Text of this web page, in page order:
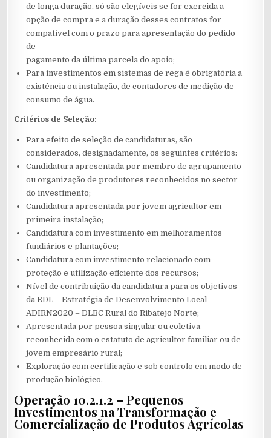
de longa duração, só são elegíveis se for exercida a
opção de compra e a duração desses contratos for
compatível com o prazo para apresentação do pedido
de
pagamento da última parcela do apoio;
Para investimentos em sistemas de rega é obrigatória a
existência ou instalação, de contadores de medição de
consumo de água.
Critérios de Seleção:
Para efeito de seleção de candidaturas, são
considerados, designadamente, os seguintes critérios:
Candidatura apresentada por membro de agrupamento
ou organização de produtores reconhecidos no sector
do investimento;
Candidatura apresentada por jovem agricultor em
primeira instalação;
Candidatura com investimento em melhoramentos
fundiários e plantações;
Candidatura com investimento relacionado com
proteção e utilização eficiente dos recursos;
Nível de contribuição da candidatura para os objetivos
da EDL – Estratégia de Desenvolvimento Local
ADIRN2020 – DLBC Rural do Ribatejo Norte;
Apresentada por pessoa singular ou coletiva
reconhecida com o estatuto de agricultor familiar ou de
jovem empresário rural;
Exploração com certificação e sob controlo em modo de
produção biológico.
Operação 10.2.1.2 – Pequenos
Investimentos na Transformação e
Comercialização de Produtos Agrícolas